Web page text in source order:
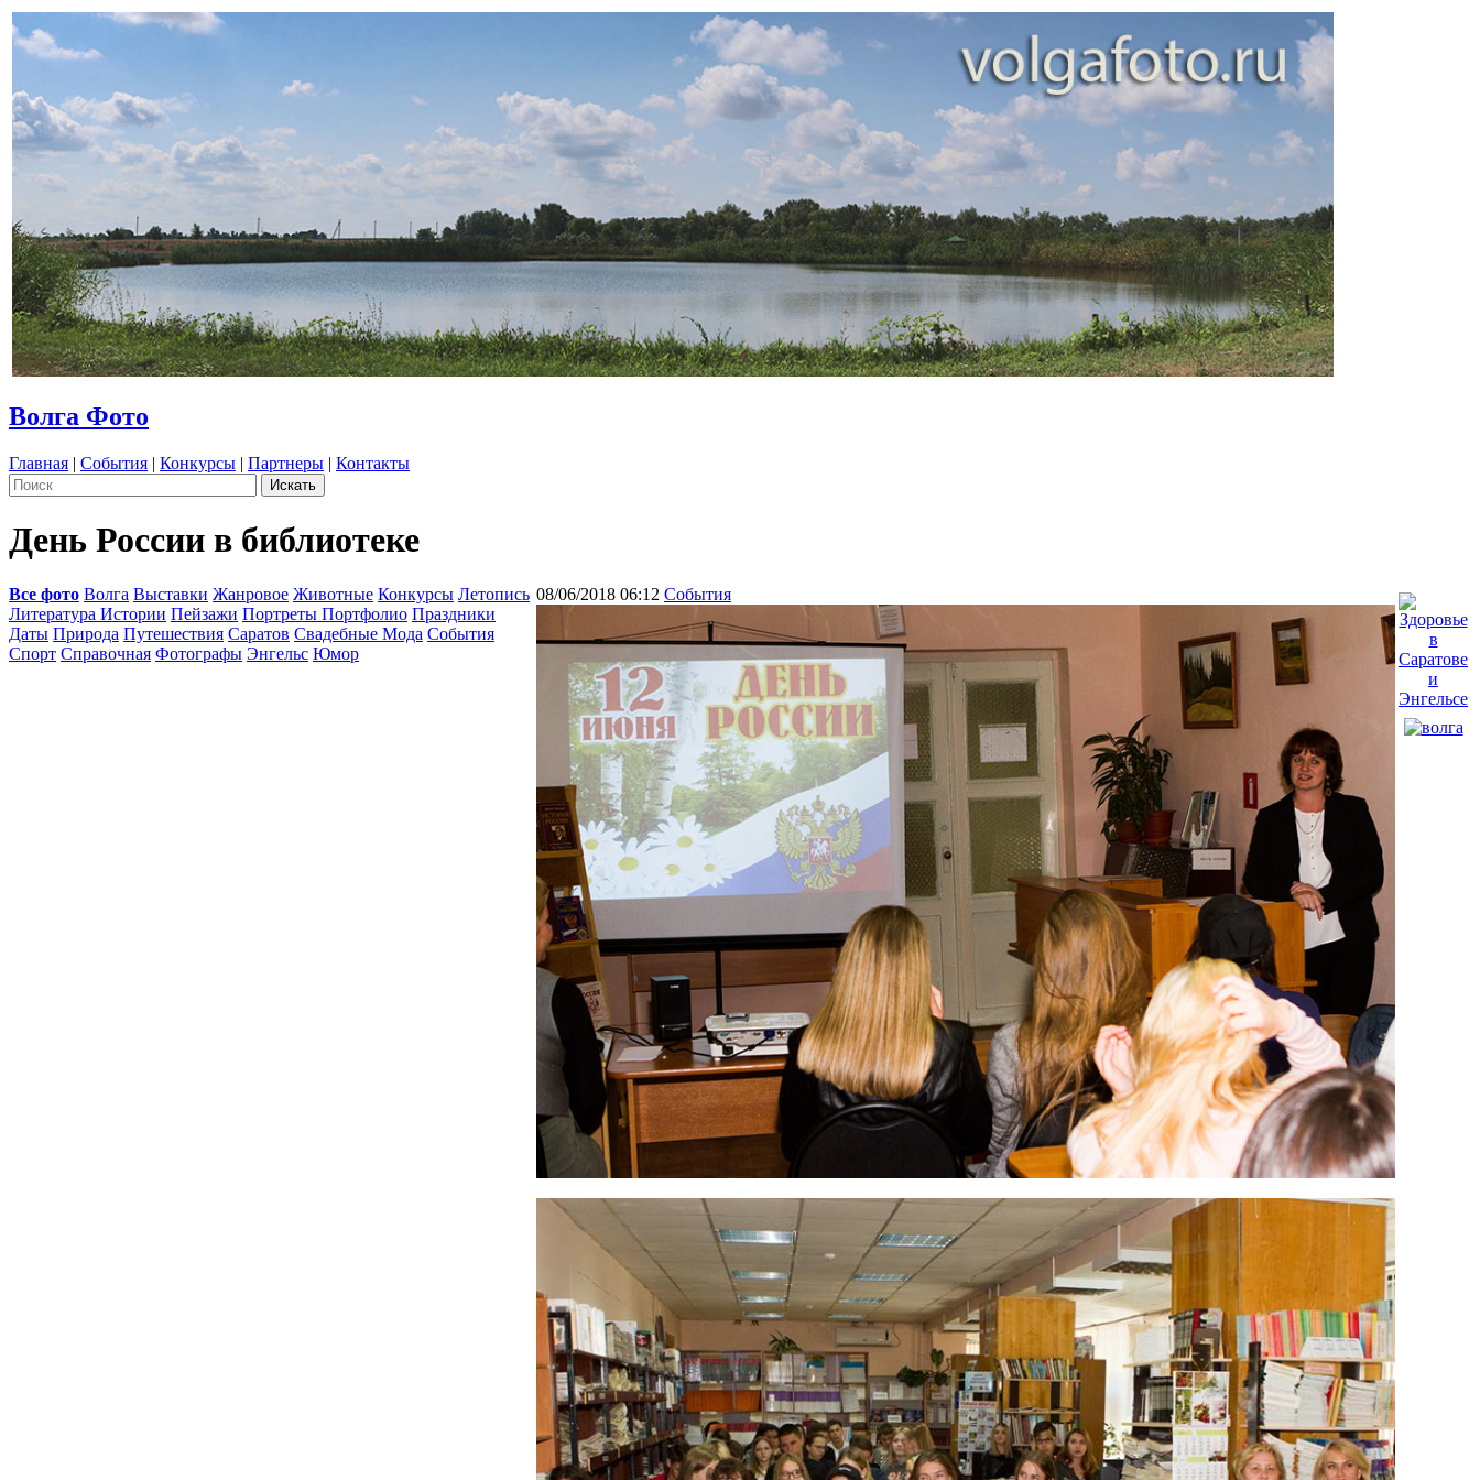
Волга Фото
Главная | События | Конкурсы | Партнеры | Контакты
День России в библиотеке
Все фото Волга Выставки Жанровое Животные Конкурсы Летопись
Литература Истории Пейзажи Портреты Портфолио Праздники
Даты Природа Путешествия Саратов Свадебные Мода События
Спорт Справочная Фотографы Энгельс Юмор
08/06/2018 06:12 События